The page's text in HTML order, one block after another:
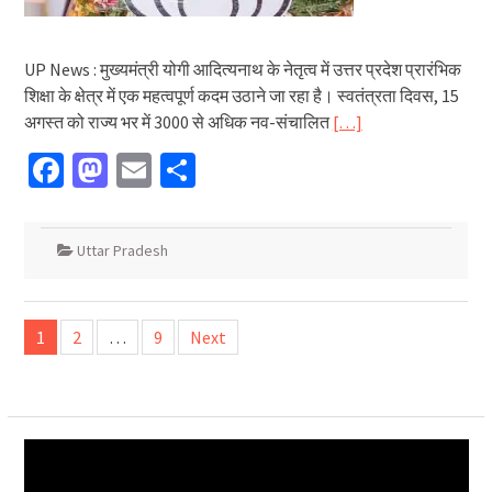
UP News : मुख्यमंत्री योगी आदित्यनाथ के नेतृत्व में उत्तर प्रदेश प्रारंभिक
शिक्षा के क्षेत्र में एक महत्वपूर्ण कदम उठाने जा रहा है। स्वतंत्रता दिवस, 15
अगस्त को राज्य भर में 3000 से अधिक नव-संचालित[…]
Facebook
Mastodon
EmailShare
Uttar Pradesh
Posts
navigation
1 2 … 9 Next